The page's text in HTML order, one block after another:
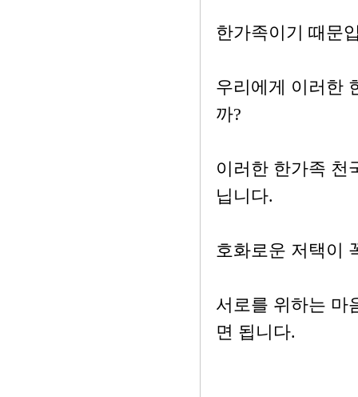
한가족이기 때문
우리에게 이러한
까?
이러한 한가족 천
닙니다.
호화로운 저택이
서로를 위하는 마
면 됩니다.